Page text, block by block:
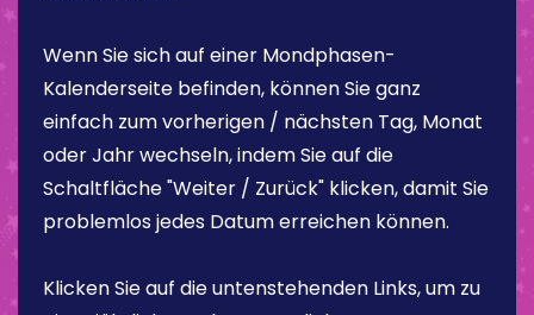
Wenn Sie sich auf einer Mondphasen-
Kalenderseite befinden, können Sie ganz
einfach zum vorherigen / nächsten Tag, Monat
oder Jahr wechseln, indem Sie auf die
Schaltfläche "Weiter / Zurück" klicken, damit Sie
problemlos jedes Datum erreichen können.
Klicken Sie auf die untenstehenden Links, um zu